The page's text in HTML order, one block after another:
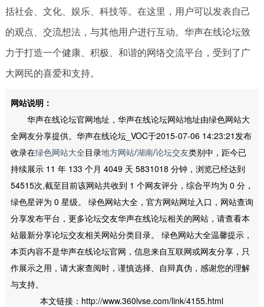
括社会、文化、娱乐、科技等。在这里，用户可以发表自己
的观点、交流想法，与其他用户进行互动。华声在线论坛致
力于打造一个健康、积极、和谐的网络交流平台，受到了广
大网民的喜爱和支持。
网站说明：
华声在线论坛官网地址，华声在线论坛网站地址由绿色网站大
全网友分享提供。华声在线论坛_VOC于2015-07-06 14:23:21发布
收录在绿色网站大全目录地方网站/湖南/论坛交友类别中，距今已
持续展示 11 年 133 个月 4049 天 5831018 分钟，浏览已经达到
54515次,截至目前该网站共收到 1 个网友评分，综合平均为 0 分，
绿色星评为 0 星级。 绿色网站大全，官方网站网址入口，网站查询
分享发布平台，更多论坛交友华声在线论坛相关的网站，请查看本
站最新分享论坛交友相关网站分类目录。 绿色网站大全温馨提示，
本页内容不是华声在线论坛官网，信息来自互联网或网友分享，只
作展示之用，请大家查阅时，谨慎选择、自辩真伪，感谢您的理解
与支持。
本文链接：http://www.360lvse.com/link/4155.html